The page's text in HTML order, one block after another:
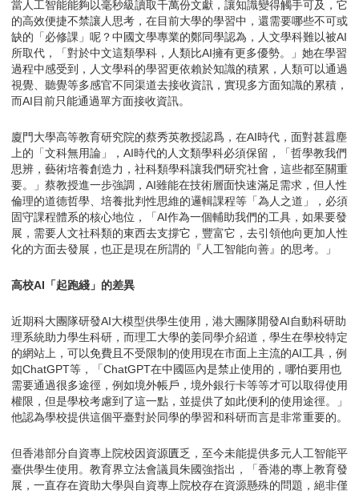
當人工智能能夠以毫秒級讀取千萬份文獻，讓知識變得觸手可及，它
的高效便捷不禁讓人思考，在目前大學的學習中，還需要哪些不可或
缺的「必修課」呢？中國文學專業的鄭同學認為，人文學科難以被AI
所取代，「對於中文這類學科，人類比AI擁有更多優勢。」她在學習
過程中感受到，人文學科的學習更依賴於知識的積累，人類可以通過
視覺、聽覺等多感官不同渠道去接收資訊，實現多方面知識的累積，
而AI目前只能通過單方面接收資訊。
廈門大學高等教育研究院的蔡秀英教授認爲，在AI時代，面對甚囂塵
上的「文科無用論」，AI時代的人文類學科必須保留，「哲學教我們
思辨，藝術培養創造力，社科類學科讓我們研究社會，這些都至關重
要。」蔡教授進一步強調，AI雖能在技術層面快速滿足需求，但人性
倫理的道德哲學、培養批判性思維的邏輯課程等「為人之道」，必須
固守課程體系的核心地位，「AI作為一個輔助我們的工具，如果要發
展，需要人文社科類的東西去支撐它，豐富它，去引領他向更加人性
化的方面去發展，也正是現在所謂的『人工智能向善』的思考。」
高校AI「起跑綫」的差異
近期科大團隊研發AI大模型供學生使用，港大團隊開發AI自動科研助
理系統助力學生科研，而理工大學的姜同學介紹道，學生在學校特定
的網站上，可以免費且不受限制的使用現在市面上主流的AI工具，例
如ChatGPT等，「ChatGPT在中國區內是禁止使用的，哪怕要用也
需要通過很多途徑，例如境外帳戶，境外銀行卡等等才可以取得使用
權限，但是學校考慮到了這一點，並提供了如此便利的使用途徑。」
他認為學校提供這個平臺對於同學的學習和科研而言是非常重要的。
但香港部分自資專上院校因資源匱乏，至今未能提供多元人工智能平
臺供學生使用。教育界立法會議員朱國強指出，「香港的專上教育發
展，一直存在資助大學與自資專上院校存在資源懸殊的問題，絕非僅